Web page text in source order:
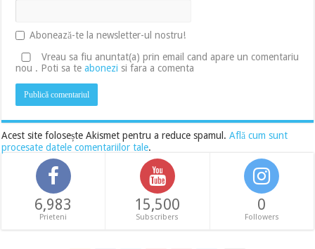
Abonează-te la newsletter-ul nostru!
Vreau sa fiu anuntat(a) prin email cand apare un comentariu
nou . Poti sa teabonezi si fara a comenta
Acest site folosește Akismet pentru a reduce spamul.Află cum sunt
procesate datele comentariilor tale.
6,983
Prieteni
15,500
Subscribers
0
Followers